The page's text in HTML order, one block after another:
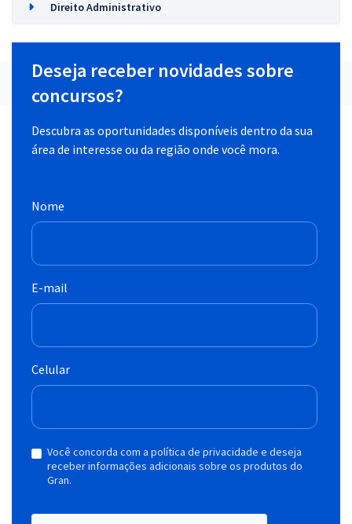
Direito Administrativo
Deseja receber novidades sobre
concursos?
Descubra as oportunidades disponíveis dentro da sua
área de interesse ou da região onde você mora.
Nome
E-mail
Celular
Você concorda com a política de privacidade e deseja
receber informações adicionais sobre os produtos do
Gran.